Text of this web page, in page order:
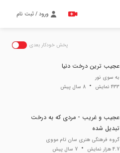
ورود / ثبت نام
پخش خودکار بعدی
عجیب ترین درخت دنیا
به سوی نور
433 نمایش
8 سال پیش
عجیب و غریب - مردی که به درخت
تبدیل شده
گروه فرهنگی هنری سان تام مووی
4.7 هزار نمایش
7 سال پیش